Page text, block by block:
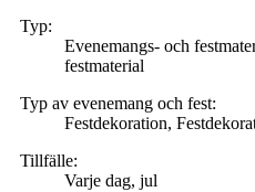
Typ:
Evenemangs- och
festmaterial
Typ av evenemang och fest:
Festdekoration,
Tillfälle:
Varje dag, jul